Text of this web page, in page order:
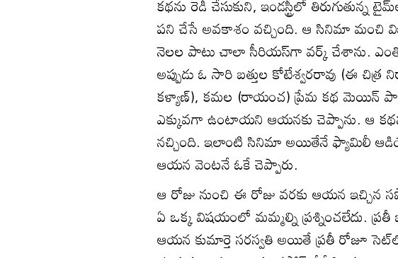
పని చేసే అవకాశం వచ్చింది. ఆ సినిమా మంచి
నెలల పాటు చాలా సీరియస్‌గా వర్క్ చేశాను.
అప్పుడు ఓ సారి బత్తుల కోటేశ్వరరావు (ఈ చిత్ర
కళ్యాణ్), కమల (రాయంచ) ప్రేమ కథ మెయిన్
ఎక్కువగా ఉంటాయని ఆయనకు చెప్పాను. ఆ
నచ్చింది. ఇలాంటి సినిమా అయితేనే ఫ్యామిలీ
ఆయన వెంటనే ఓకే చెప్పారు.
ఆ రోజు నుంచి ఈ రోజు వరకు ఆయన ఇచ్చిన
ఏ ఒక్క విషయంలో మమ్మల్ని ప్రశ్నించలేదు.
ఆయన కుమార్తె సరస్వతి అయితే ప్రతీ రోజూ